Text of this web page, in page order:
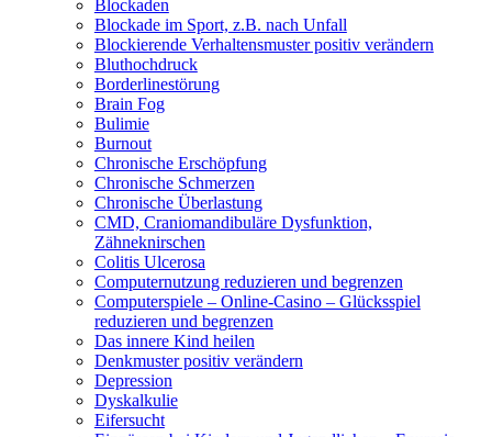
Blockaden
Blockade im Sport, z.B. nach Unfall
Blockierende Verhaltensmuster positiv verändern
Bluthochdruck
Borderlinestörung
Brain Fog
Bulimie
Burnout
Chronische Erschöpfung
Chronische Schmerzen
Chronische Überlastung
CMD, Craniomandibuläre Dysfunktion,
Zähneknirschen
Colitis Ulcerosa
Computernutzung reduzieren und begrenzen
Computerspiele – Online-Casino – Glücksspiel
reduzieren und begrenzen
Das innere Kind heilen
Denkmuster positiv verändern
Depression
Dyskalkulie
Eifersucht